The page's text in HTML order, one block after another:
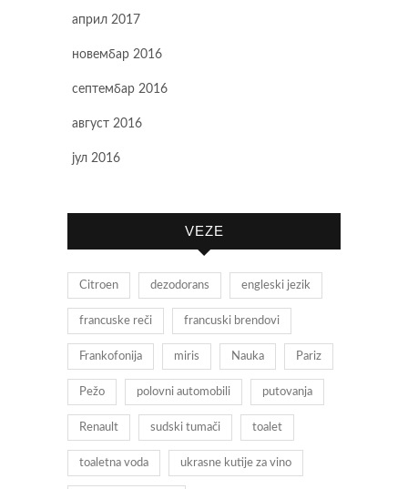
април 2017
новембар 2016
септембар 2016
август 2016
јул 2016
VEZE
Citroen dezodorans engleski jezik
francuske reči francuski brendovi
Frankofonija miris Nauka Pariz
Pežo polovni automobili putovanja
Renault sudski tumači toalet
toaletna voda ukrasne kutije za vino